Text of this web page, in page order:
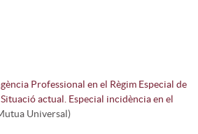
Professional en el Règim Especial de
actual. Especial incidència en el
Universal)